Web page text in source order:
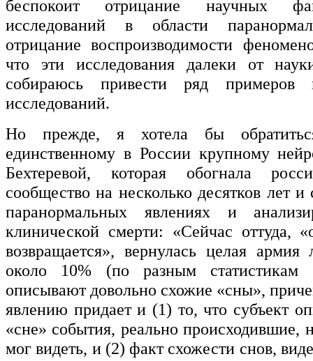
беспокоит отрицание научных
исследований в области
отрицание воспроизводимости
что эти исследования далеки от
собираюсь привести ряд примеров
исследований.
Но прежде, я хотела бы
единственному в России крупному
Бехтеревой, которая обогнала
сообщество на несколько десятков лет и
паранормальных явлениях и
клинической смерти: «Сейчас оттуда,
возвращается», вернулась целая
около 10% (по разным статистикам
описывают довольно схожие «сны»,
явлению придает и (1) то, что субъект
«сне» события, реально происходившие,
мог видеть, и (2) факт схожести снов,